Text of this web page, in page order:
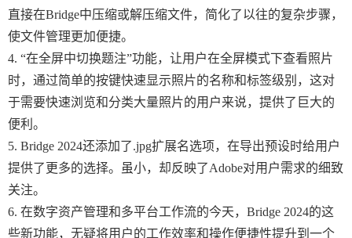
直接在Bridge中压缩或解压缩文件，简化了以往的复杂步骤，
使文件管理更加便捷。
4. “在全屏中切换题注”功能，让用户在全屏模式下查看照片
时，通过简单的按键快速显示照片的名称和标签级别，这对
于需要快速浏览和分类大量照片的用户来说，提供了巨大的
便利。
5. Bridge 2024还添加了.jpg扩展名选项，在导出预设时给用户
提供了更多的选择。虽小，却反映了Adobe对用户需求的细致
关注。
6. 在数字资产管理和多平台工作流的今天，Bridge 2024的这
些新功能，无疑将用户的工作效率和操作便捷性提升到一个